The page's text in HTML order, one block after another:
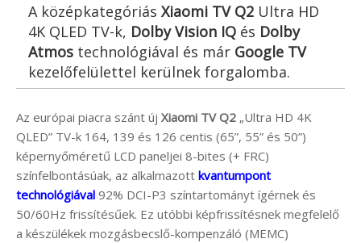
A középkategóriás Xiaomi TV Q2 Ultra HD
4K QLED TV-k, Dolby Vision IQ és Dolby
Atmos technológiával és már Google TV
kezelőfelülettel kerülnek forgalomba.
Az európai piacra szánt új Xiaomi TV Q2 „Ultra HD 4K
QLED” TV-k 164, 139 és 126 centis (65”, 55” és 50”)
képernyőméretű LCD paneljei 8-bites (+ FRC)
színfelbontásúak, az alkalmazott kvantumpont
technológiával 92% DCI-P3 színtartományt ígérnek és
50/60Hz frissítésűek. Ez utóbbi képfrissítésnek megfelelő
a készülékek mozgásbecslő-kompenzáló (MEMC)